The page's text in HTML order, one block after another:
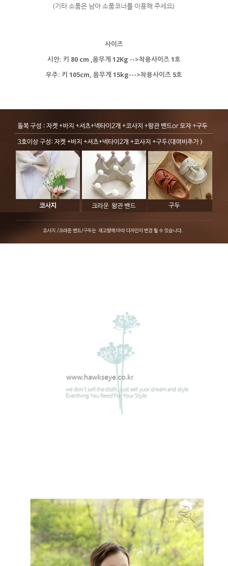
(기타 소품은 남아 소품코너를 이용해 주세요)
사이즈
시안: 키 80 cm ,몸무게 12Kg -->착용사이즈 1호
우주: 키 105cm, 몸무게 15kg--->착용사이즈 5호